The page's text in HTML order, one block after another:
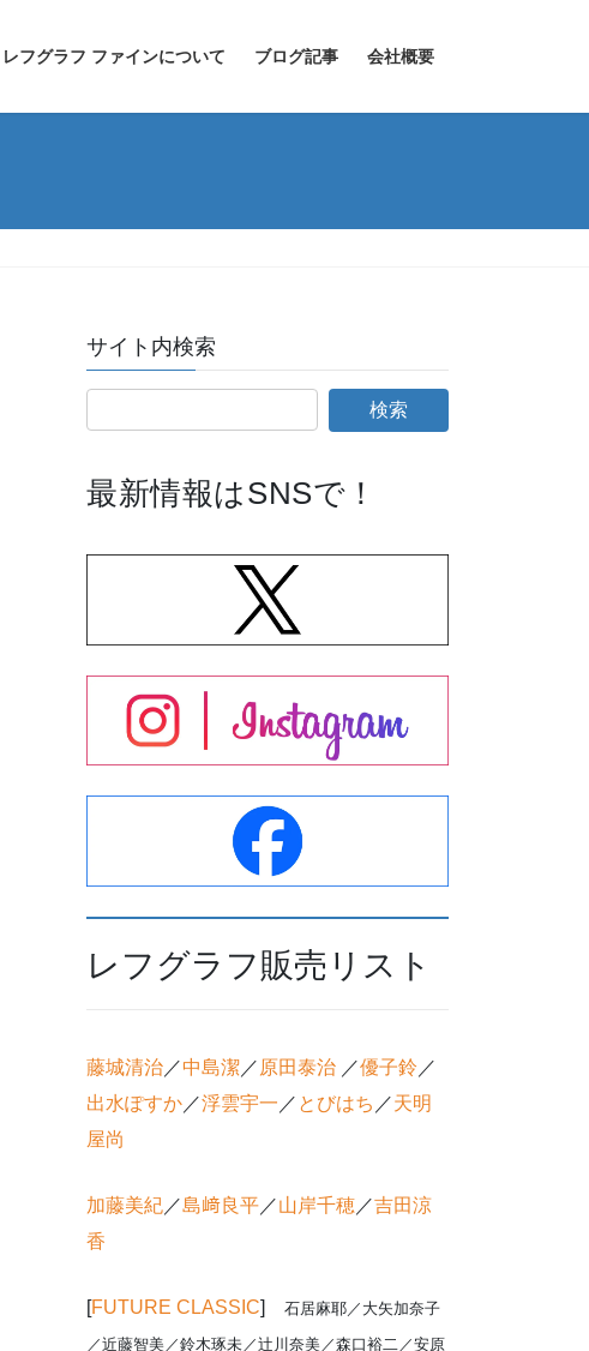
レフグラフ ファインについて ブログ記事 会社概要
サイト内検索
最新情報はSNSで！
レフグラフ販売リスト
藤城清治 ／中島潔 ／ 原田泰治 ／優子鈴 ／
出水ぽすか ／浮雲宇一 ／ とびはち ／天明
屋尚
加藤美紀 ／島﨑良平 ／山岸千穂 ／吉田涼
香
[FUTURE CLASSIC]石居麻耶／大矢加奈子
／近藤智美／鈴木琢未／辻川奈美／森口裕二／安原